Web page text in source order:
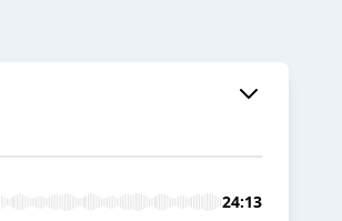
24:13